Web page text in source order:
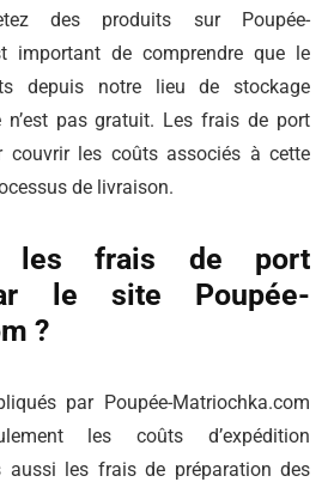
des produits sur Poupée-
important de comprendre que le
depuis notre lieu de stockage
n’est pas gratuit. Les frais de port
couvrir les coûts associés à cette
de livraison.
les frais de port
le site Poupée-
?
par Poupée-Matriochka.com
les coûts d’expédition
aussi les frais de préparation des